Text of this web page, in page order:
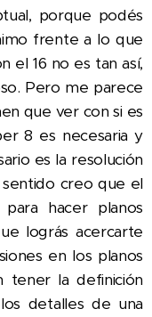
porque podés
frente a lo que
el 16 no es tan así,
Pero me parece
que ver con si es
8 es necesaria y
es la resolución
creo que el
hacer planos
lográs acercarte
en los planos
tener la definición
detalles de una